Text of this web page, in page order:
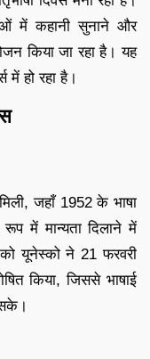
में कहानी सुनाने और
किया जा रहा है। यह
में हो रहा है।
जहाँ 1952 के भाषा
में मान्यता दिलाने में
यूनेस्को ने 21 फरवरी
किया, जिससे भाषाई
सके।